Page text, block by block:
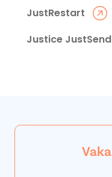
JustRestart
Justice